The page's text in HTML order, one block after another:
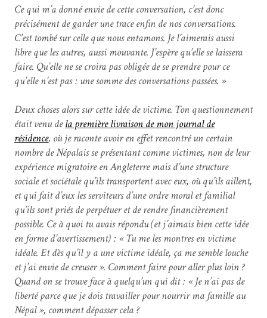
Ce qui m’a donné envie de cette conversation, c’est donc
précisément de garder une trace enfin de nos conversations.
C’est tombé sur celle que nous entamons. Je l’aimerais aussi
libre que les autres, aussi mouvante. J’espère qu’elle se laissera
faire. Qu’elle ne se croira pas obligée de se prendre pour ce
qu’elle n’est pas : une somme des conversations passées. »
Deux choses alors sur cette idée de victime. Ton questionnement
était venu dela première livraison de mon journal de
résidence, où je raconte avoir en effet rencontré un certain
nombre de Népalais se présentant comme victimes, non de leur
expérience migratoire en Angleterre mais d’une structure
sociale et sociétale qu’ils transportent avec eux, où qu’ils aillent,
et qui fait d’eux les serviteurs d’une ordre moral et familial
qu’ils sont priés de perpétuer et de rendre financièrement
possible. Ce à quoi tu avais répondu (et j’aimais bien cette idée
en forme d’avertissement) : « Tu me les montres en victime
idéale. Et dès qu’il y a une victime idéale, ça me semble louche
et j’ai envie de creuser ». Comment faire pour aller plus loin ?
Quand on se trouve face à quelqu’un qui dit : « Je n’ai pas de
liberté parce que je dois travailler pour nourrir ma famille au
Népal », comment dépasser cela ?